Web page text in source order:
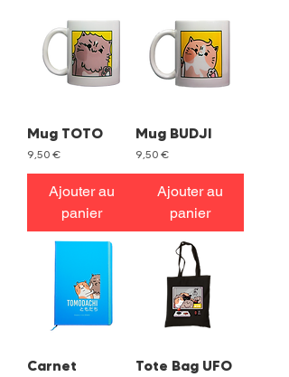
Mug TOTO
Prix
9,50 €
Ajouter au
panier
Mug BUDJI
Prix
9,50 €
Ajouter au
panier
Carnet
Tote Bag UFO